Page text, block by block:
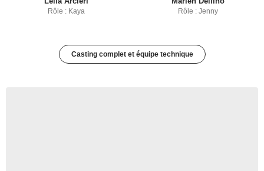
Rôle : Kaya Rôle : Jenny
Casting complet et équipe technique